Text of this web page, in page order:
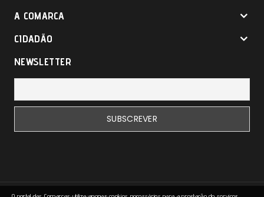
A COMARCA
CIDADÃO
NEWSLETTER